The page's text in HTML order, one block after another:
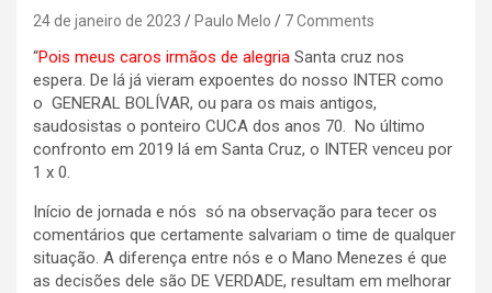
24 de janeiro de 2023 Paulo Melo 7 Comments
“Pois meus caros irmãos de alegria Santa cruz nos
espera. De lá já vieram expoentes do nosso INTER como
o GENERAL BOLÍVAR, ou para os mais antigos,
saudosistas o ponteiro CUCA dos anos 70. No último
confronto em 2019 lá em Santa Cruz, o INTER venceu por
1 x 0.
Início de jornada e nós só na observação para tecer os
comentários que certamente salvariam o time de qualquer
situação. A diferença entre nós e o Mano Menezes é que
as decisões dele são DE VERDADE, resultam em melhorar